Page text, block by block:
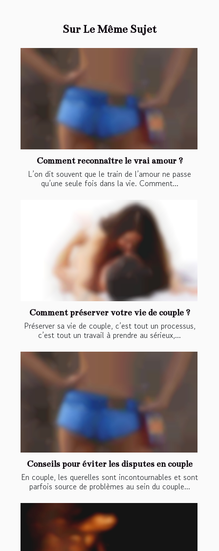
Sur Le Même Sujet
Comment reconnaître le vrai amour ?
L’on dit souvent que le train de l’amour ne passe
qu’une seule fois dans la vie. Comment...
Comment préserver votre vie de couple ?
Préserver sa vie de couple, c’est tout un processus,
c’est tout un travail à prendre au sérieux,...
Conseils pour éviter les disputes en couple
En couple, les querelles sont incontournables et sont
parfois source de problèmes au sein du couple...